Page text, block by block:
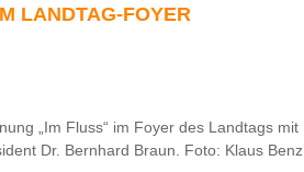
LANDTAG-FOYER
„Im Fluss“ im Foyer des Landtags mit
Dr. Bernhard Braun. Foto: Klaus Benz